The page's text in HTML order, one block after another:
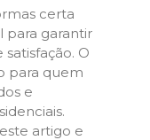
certa
para garantir
O
para quem
e
artigo e